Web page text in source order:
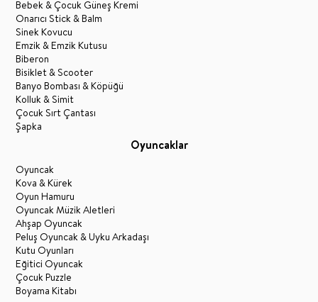
Bebek & Çocuk Güneş Kremi
Onarıcı Stick & Balm
Sinek Kovucu
Emzik & Emzik Kutusu
Biberon
Bisiklet & Scooter
Banyo Bombası & Köpüğü
Kolluk & Simit
Çocuk Sırt Çantası
Şapka
Oyuncaklar
Oyuncak
Kova & Kürek
Oyun Hamuru
Oyuncak Müzik Aletleri
Ahşap Oyuncak
Peluş Oyuncak & Uyku Arkadaşı
Kutu Oyunları
Eğitici Oyuncak
Çocuk Puzzle
Boyama Kitabı